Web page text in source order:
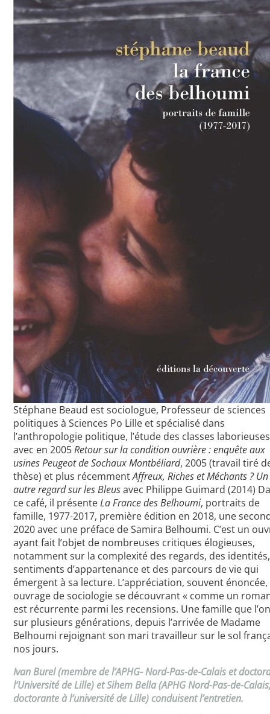
Stéphane Beaud est sociologue, Professeur de sciences
politiques à Sciences Po Lille et spécialisé dans
l’anthropologie politique, l’étude des classes laborieuses
avec en 2005Retour sur la condition ouvrière : enquête aux
usines Peugeot de Sochaux Montbéliard, 2005 (travail tiré
thèse) et plus récemmentAffreux, Riches et Méchants ? Un
autre regard sur les Bleusavec Philippe Guimard (2014)
ce café, il présenteLa France des Belhoumi, portraits de
famille, 1977-2017, première édition en 2018, une
2020 avec une préface de Samira Belhoumi. C’est un
ayant fait l’objet de nombreuses critiques élogieuses,
notamment sur la complexité des regards, des
sentiments d’appartenance et des parcours de vie qui
émergent à sa lecture. L’appréciation, souvent énoncée,
ouvrage de sociologie se découvrant « comme un
est récurrente parmi les recensions. Une famille que
sur plusieurs générations, depuis l’arrivée de Madame
Belhoumi rejoignant son mari travailleur sur le sol
nos jours.
Ivan Burel (membre de l’APHG- Nord-Pas-de-Calais et
l’Université de Lille) et Sihem Bella (APHG Nord-Pas-de-
doctorante à l’université de Lille) conduisent l’entretien.